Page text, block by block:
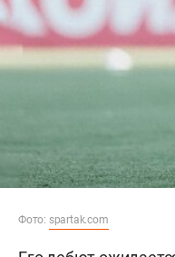
Фото: spartak.com